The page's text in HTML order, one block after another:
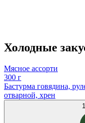
Холодные
Мясное ассорти
300 г
Бастурма говядина,
отварной, хрен